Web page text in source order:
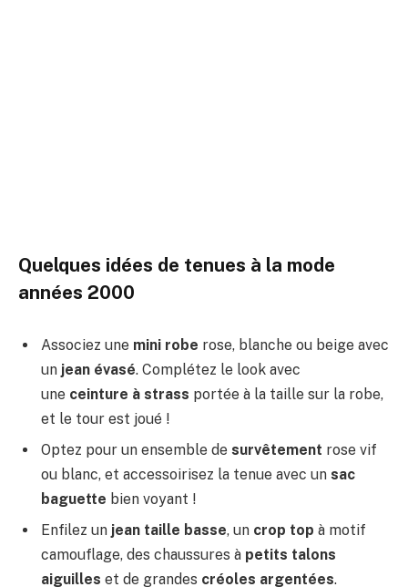
Quelques idées de tenues à la mode
années 2000
Associez une mini robe rose, blanche ou beige avec
un jean évasé. Complétez le look avec
une ceinture à strass portée à la taille sur la robe,
et le tour est joué !
Optez pour un ensemble de survêtement rose vif
ou blanc, et accessoirisez la tenue avec un sac
baguette bien voyant !
Enfilez un jean taille basse, un crop top à motif
camouflage, des chaussures à petits talons
aiguilles et de grandes créoles argentées.